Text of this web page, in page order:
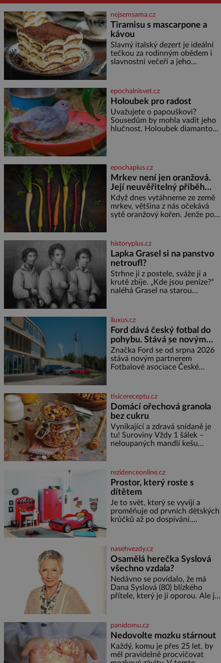
nejsemsama.cz
Tiramisu s mascarpone a
kávou
Slavný italský dezert je ideální
tečkou za rodinným obědem i
slavnostní večeří a jeho
osoby: 250 g mascarpone 3
vejce 80 g cukru 200 g
cukrářských piškotů 250 ml
silné kávy 2 lžíce amaretta
kakao na posypání Postup:
Oddělte žloutky od bílků.
vznikl hladký
epochalnisvet.cz
Holoubek pro radost
Uvažujete o papouškovi?
Sousedům by mohla vadit jeho
hlučnost. Holoubek diamantový
se o nenáročného klidného
ptáčka, který většinu dne jen
posedává. Hodně času tráví na
zemi, kde sbírá zbytky semínek
Jeho domovinou je prakticky
celá Austrálie s výjimkou
pobřežní oblasti.
epochaplus.cz
Mrkev není jen oranžová.
Její neuvěřitelný příběh
začíná fialovou barvou
Když dnes vytáhneme ze země
mrkev, většina z nás očekává
sytě oranžový kořen. Jenže po
oranžová. Je fialová, žlutá, bílá,
někdy dokonce téměř černá. Až
díky stovkám let pečlivého
šlechtění se z ní stává zelenina,
bez které si českou zahradu ani
nedokážeme představit. Její
příběh je
historyplus.cz
Lapka Grasel si na panstvo
netroufl?
Strhne ji z postele, sváže ji a
krutě zbije. „Kde jsou peníze?“
naléhá Grasel na starou
nemůže, protože žádné nemá,
spokojí se lupič s několika
měďáky a štůčky látky. Zraněná
žena pár dní nato umírá. Je to
muž nebývale krutý. Jeho činy
budí hrůzu ještě dlouho po jeho
smrti
iluxus.cz
Ford dává český fotbal do
pohybu. Stává se novým
partnerem FAČR
Značka Ford se od srpna 2026
stává novým partnerem
Fotbalové asociace České
asociace, reprezentačních týmů
i českého fotbalu v regionech.
Partner
tisicereceptu.cz
Domácí ořechová granola
bez cukru
Vynikající a zdravá snídaně je
tu! Suroviny Vždy 1 šálek –
neloupaných mandlí kešu
semínek dýně rozinek 3 šálky
ovesných vloček 1 lžíce mlet
rezidenceonline.cz
Prostor, který roste s
dítětem
Je to svět, který se vyvíjí a
proměňuje od prvních dětských
krůčků až po dospívání.
soustředění i odpočinek a
reaguje na každou etapu života
a specifické potřeby dítěte. Pro
nejmenší je klíčová
jednoduchost, měkkost a
bezpečí, proto by pokoj
miminka měl působit především
nasehvezdy.cz
Osamělá herečka Syslová
všechno vzdala?
Nedávno se povídalo, že má
Dana Syslová (80) blízkého
přítele, který je jí oporou. Ale je
častěji mluví o svém odchodu.
Dohnala ji snad samota? Půs
panidomu.cz
Nedovolte mozku stárnout
Každý, komu je přes 25 let, by
měl pravidelně procvičovat